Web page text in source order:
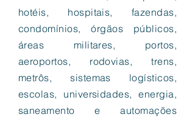
hotéis, hospitais, fazendas,
condomínios, órgãos públicos,
áreas militares, portos,
aeroportos, rodovias, trens,
metrôs, sistemas logísticos,
escolas, universidades, energia,
saneamento e automações